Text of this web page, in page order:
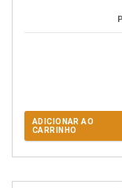
ADICIONAR AO
CARRINHO